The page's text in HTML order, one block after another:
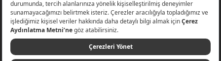
Websitesinde kullanılan bazı görseller yapay zekâ (AI) ile üretilmiştir.